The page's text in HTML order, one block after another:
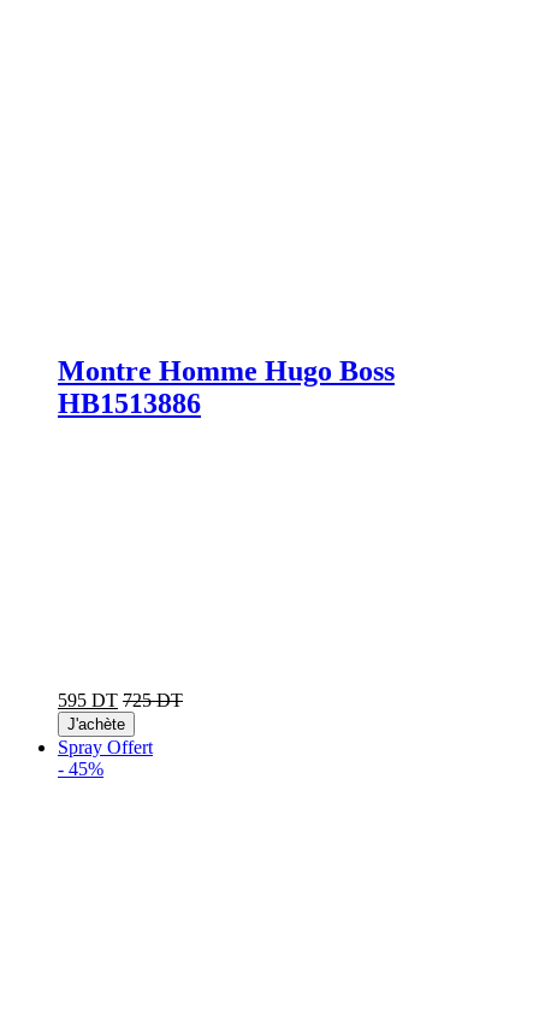
Montre Homme Hugo Boss
HB1513886
595 DT 725 DT
J'achète
Spray Offert
- 45%